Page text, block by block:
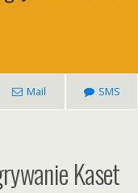
Mail SMS
Kaset